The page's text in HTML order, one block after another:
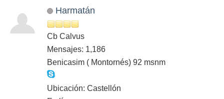
Harmatán
Cb Calvus
Mensajes: 1,186
Benicasim ( Montornés) 92 msnm
Ubicación: Castellón